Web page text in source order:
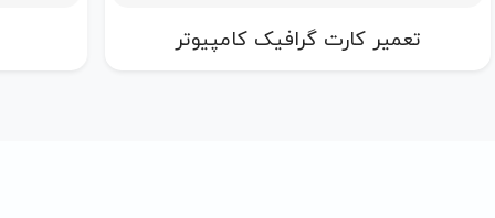
تعمیر پاور کامپیوتر